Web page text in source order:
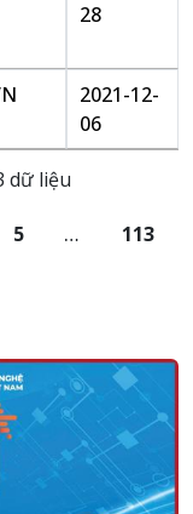
28
2021-12-
06
dữ liệu
5 …
113